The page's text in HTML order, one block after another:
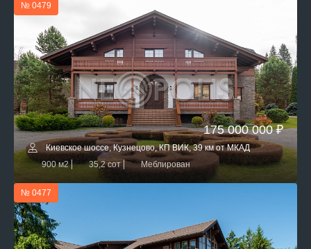
№ 0479
175 000 000 ₽
Киевское шоссе, Кузнецово, КП ВИК, 39 км от МКАД
900 м2
35,2 сот Меблирован
№ 0477